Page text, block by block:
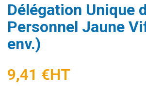
Délégation Unique
Personnel Jaune
env.)
9,41 €HT